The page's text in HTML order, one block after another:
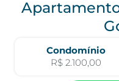
Condomínio
R$ 2.100,00